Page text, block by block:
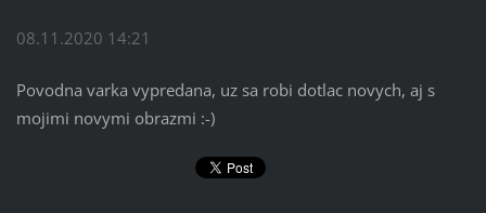
08.11.2020 14:21
Povodna varka vypredana, uz sa robi dotlac novych, aj s
mojimi novymi obrazmi :-)